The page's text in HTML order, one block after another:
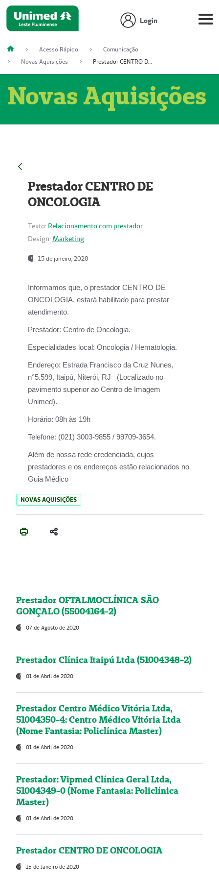
Login
Acesso Rápido
Comunicação
Novas Aquisições
Prestador CENTRO DE ONCOLOGIA
Novas Aquisições
Prestador CENTRO DE
ONCOLOGIA
Texto: Relacionamento com prestador
Design: Marketing
15 de janeiro, 2020
Informamos que, o prestador CENTRO DE
ONCOLOGIA, estará habilitado para prestar
atendimento.
Prestador: Centro de Oncologia.
Especialidades local: Oncologia / Hematologia.
Endereço: Estrada Francisco da Cruz Nunes,
n°5.599, Itaipú, Niterói, RJ (Localizado no
pavimento superior ao Centro de Imagem
Unimed).
Horário: 08h às 19h
Telefone: (021) 3003-9855 / 99709-3654.
Além de nossa rede credenciada, cujos
prestadores e os endereços estão relacionados no
Guia Médico
NOVAS AQUISIÇÕES
Prestador OFTALMOCLÍNICA SÃO
GONÇALO (55004164-2)
07 de Agosto de 2020
Prestador Clínica Itaipú Ltda (51004348-2)
01 de Abril de 2020
Prestador Centro Médico Vitória Ltda,
51004350-4: Centro Médico Vitória Ltda
(Nome Fantasia: Policlínica Master)
01 de Abril de 2020
Prestador: Vipmed Clínica Geral Ltda,
51004349-0 (Nome Fantasia: Policlínica
Master)
01 de Abril de 2020
Prestador CENTRO DE ONCOLOGIA
15 de Janeiro de 2020